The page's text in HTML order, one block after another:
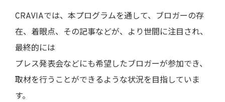
CRAVIAでは、本プログラムを通して、ブロガーの存
在、着眼点、その記事などが、より世間に注目され、
最終的には
プレス発表会などにも希望したブロガーが参加でき、
取材を行うことができるような状況を目指していま
す。